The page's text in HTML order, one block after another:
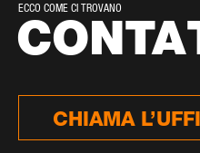
ECCO COME CI TROVANO
CHIAMA